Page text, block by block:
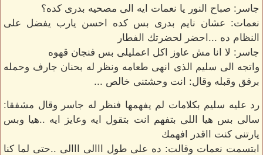
جاسر: صباح النور يا نعمات ايه الى مصحيه بدرى كده؟
نعمات: عشان نايم بدرى بس كده احسن يارب يفضل على
النظام ده ...احضر لحضرتك الفطار
جاسر: لا انا مش عاوز اكل اعمليلى بس فنجان قهوه
واتجه الى سليم الذى انهى طعامه ونظر له بحنان جارف وحمله
برفق وقبله وقال: انت وحشتنى خالص ...
رد عليه سليم بكلامات لم يفهمها فنظر له جاسر وقال مشفقا:
سالى بس هيا اللى بتفهم انت بتقول ايه وعايز ايه ..هيا وبس
يارتنى كنت ااقدر افهمك
ابتسمت نعمات وقالت: ده على طول ااالى ااالى ..حتى لما كنا